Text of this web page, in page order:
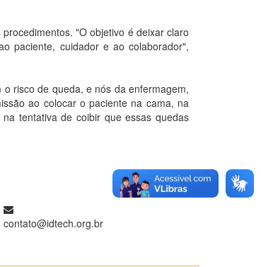
"O objetivo é deixar claro
paciente, cuidador e ao colaborador",
risco de queda, e nós da enfermagem,
ao colocar o paciente na cama, na
tentativa de coibir que essas quedas
contato@idtech.org.br